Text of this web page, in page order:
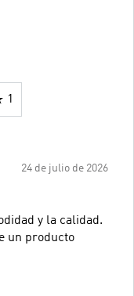
1
24 de julio de 2026
y la calidad.
un producto